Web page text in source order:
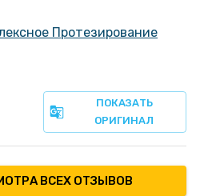
Протезирование
ПОКАЗАТЬ
ОРИГИНАЛ
ВСЕХ ОТЗЫВОВ